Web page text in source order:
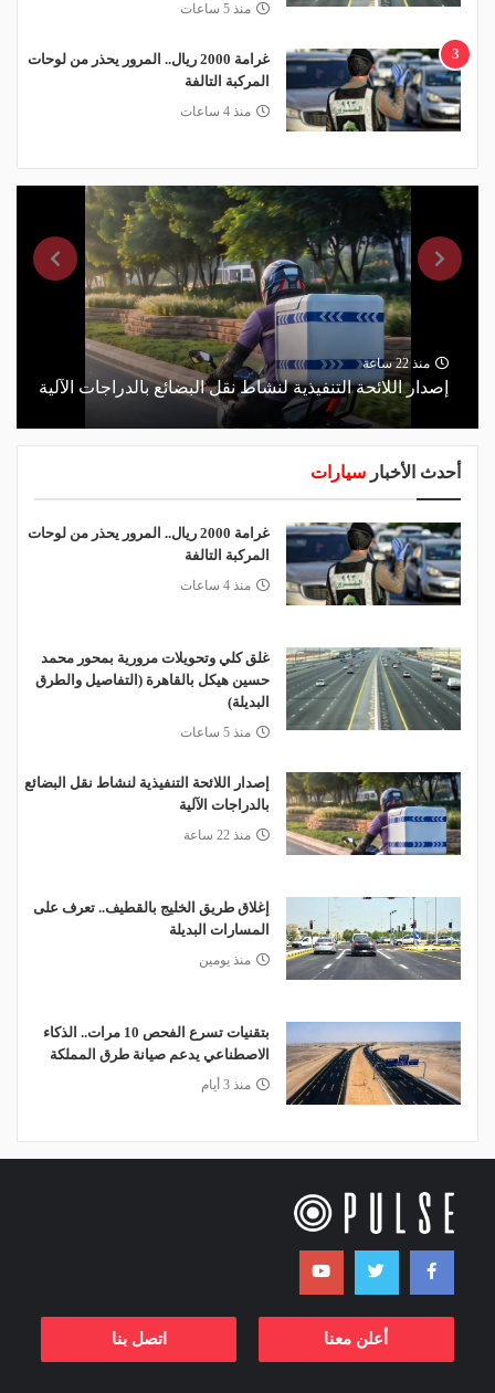
منذ 5 ساعات
3
غرامة 2000 ريال.. المرور يحذر من لوحات
المركبة التالفة
منذ 4 ساعات
منذ 22 ساعة
إصدار اللائحة التنفيذية لنشاط نقل البضائع بالدراجات الآلية
أحدث الأخبار سيارات
غرامة 2000 ريال.. المرور يحذر من لوحات
المركبة التالفة
منذ 4 ساعات
غلق كلي وتحويلات مرورية بمحور محمد
حسين هيكل بالقاهرة (التفاصيل والطرق
البديلة)
منذ 5 ساعات
إصدار اللائحة التنفيذية لنشاط نقل البضائع
بالدراجات الآلية
منذ 22 ساعة
إغلاق طريق الخليج بالقطيف.. تعرف على
المسارات البديلة
منذ يومين
بتقنيات تسرع الفحص 10 مرات.. الذكاء
الاصطناعي يدعم صيانة طرق المملكة
منذ 3 أيام
أعلن معنا اتصل بنا